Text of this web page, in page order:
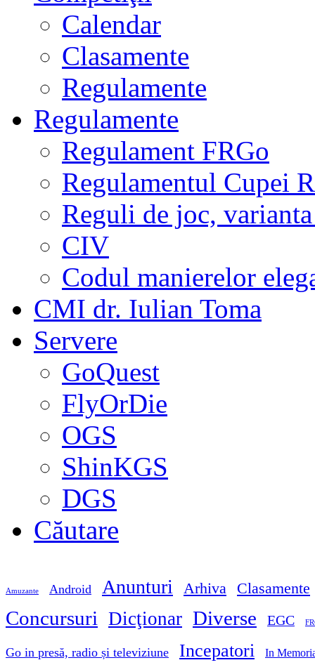
Calendar
Clasamente
Regulamente
Regulamente
Regulament FRGo
Regulamentul Cupei
Reguli de joc,
CIV
Codul manierelor
CMI dr. Iulian Toma
Servere
GoQuest
FlyOrDie
OGS
ShinKGS
DGS
Căutare
Amuzante Android Anunturi Arhiva Clasamente
Concursuri Dicţionar Diverse EGC
Go in presă, radio și televiziune Incepatori In